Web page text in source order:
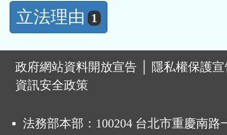
立法理由 1
政府網站資料開放宣告
隱私權保護
資訊安全政策
法務部本部：100204 台北市重慶南路